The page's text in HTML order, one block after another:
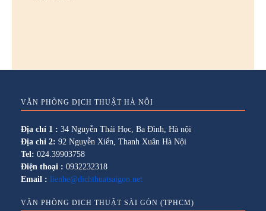
VĂN PHÒNG DỊCH THUẬT HÀ NỘI
Địa chỉ 1 : 34 Nguyễn Thái Học, Ba Đình, Hà nội
Địa chỉ 2: 92 Nguyễn Xiển, Thanh Xuân Hà Nội
Tel: 024.39903758
Điện thoại : 0932232318
Email : lienhe@dichthuatsaigon.net
VĂN PHÒNG DỊCH THUẬT SÀI GÒN (TPHCM)